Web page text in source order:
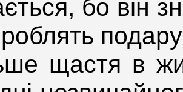
бо він
щастя в